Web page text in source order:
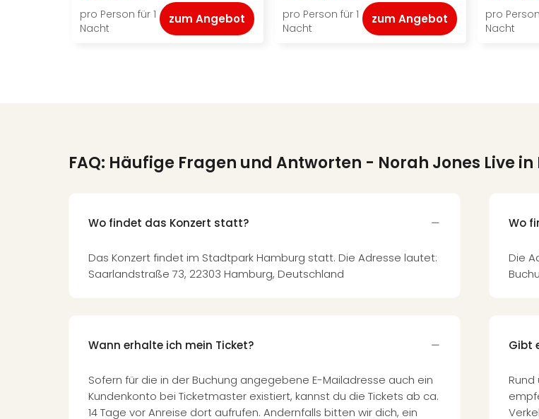
pro Person für 1
Nacht
zum Angebot
pro Person für 1
Nacht
zum Angebot
pro
Nacht
FAQ: Häufige Fragen und Antworten - Norah Jones Live
Wo findet das Konzert statt?
Das Konzert findet im Stadtpark Hamburg statt. Die Adresse lautet:
Saarlandstraße 73, 22303 Hamburg, Deutschland
Wann erhalte ich mein Ticket?
Sofern für die in der Buchung angegebene E-Mailadresse auch ein
Kundenkonto bei Ticketmaster existiert, kannst du die Tickets ab ca.
14 Tage vor Anreise dort aufrufen. Andernfalls bitten wir dich, ein
Wo
Die
Gibt